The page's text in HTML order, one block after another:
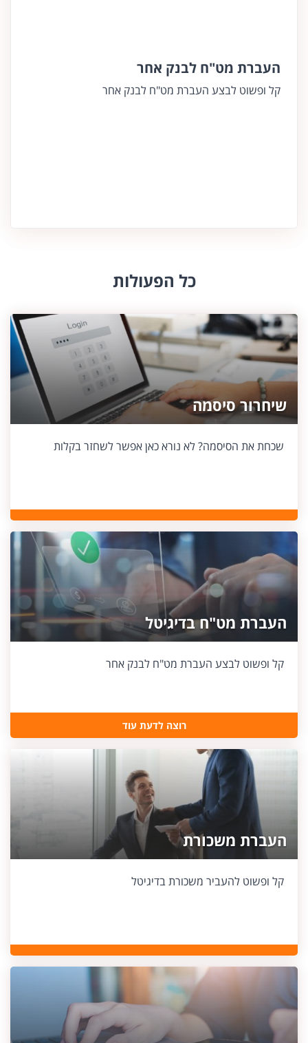
העברת מט"ח לבנק אחר
קל ופשוט לבצע העברת מט"ח לבנק אחר
כל הפעולות
שיחרור סיסמה
שכחת את הסיסמה? לא נורא כאן אפשר לשחזר בקלות
העברת מט"ח בדיגיטל
קל ופשוט לבצע העברת מט"ח לבנק אחר
רוצה לדעת עוד
העברת משכורת
קל ופשוט להעביר משכורת בדיגיטל